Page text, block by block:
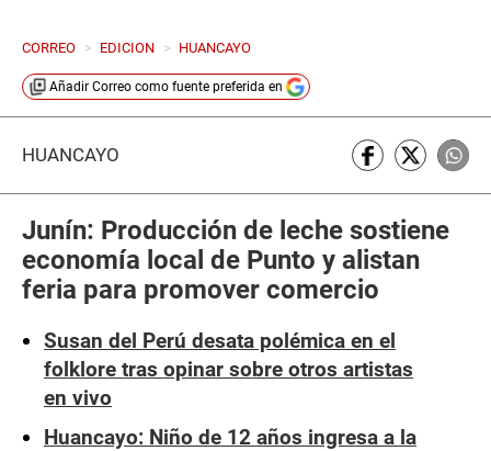
CORREO > EDICION > HUANCAYO
Añadir Correo como fuente preferida en
HUANCAYO
Junín: Producción de leche sostiene
economía local de Punto y alistan
feria para promover comercio
Susan del Perú desata polémica en el
folklore tras opinar sobre otros artistas
en vivo
Huancayo: Niño de 12 años ingresa a la